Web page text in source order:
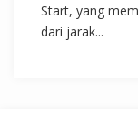
Start, yang
dari jarak...